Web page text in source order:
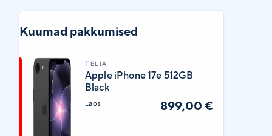
Kuumad pakkumised
TELIA
Apple iPhone 17e 512GB
Black
Laos 899,00 €